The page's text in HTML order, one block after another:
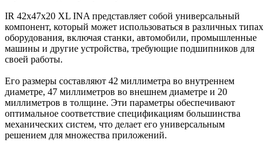
IR 42x47x20 XL INA представляет собой универсальный
компонент, который может использоваться в различных типах
оборудования, включая станки, автомобили, промышленные
машины и другие устройства, требующие подшипников для
своей работы.
Его размеры составляют 42 миллиметра во внутреннем
диаметре, 47 миллиметров во внешнем диаметре и 20
миллиметров в толщине. Эти параметры обеспечивают
оптимальное соответствие спецификациям большинства
механических систем, что делает его универсальным
решением для множества приложений.